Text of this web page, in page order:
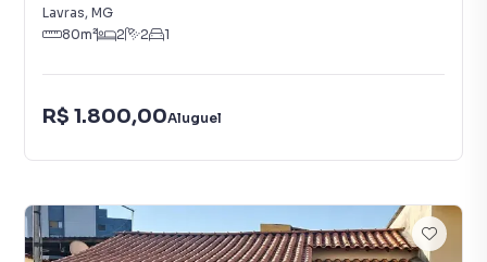
Lavras, MG
80m² 2 2 1
R$ 1.800,00Aluguel